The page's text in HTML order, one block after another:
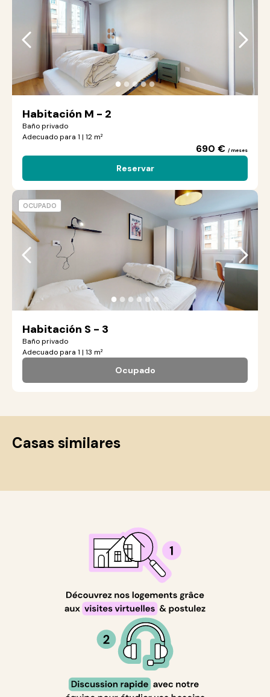
●●●●●
Habitación M - 2
Baño privado
Adecuado para 1 | 12 m²
690 € / meses
Reservar
●●●●●●
Habitación S - 3
Baño privado
Adecuado para 1 | 13 m²
Ocupado
OCUPADO
Casas similares